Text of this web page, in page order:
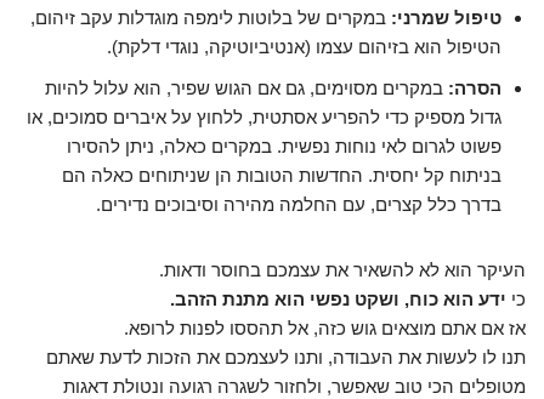
טיפול שמרני: במקרים של בלוטות לימפה מוגדלות עקב זיהום,
הטיפול הוא בזיהום עצמו (אנטיביוטיקה, נוגדי דלקת).
הסרה: במקרים מסוימים, גם אם הגוש שפיר, הוא עלול להיות
גדול מספיק כדי להפריע אסתטית, ללחוץ על איברים סמוכים, או
פשוט לגרום לאי נוחות נפשית. במקרים כאלה, ניתן להסירו
בניתוח קל יחסית. החדשות הטובות הן שניתוחים כאלה הם
בדרך כלל קצרים, עם החלמה מהירה וסיבוכים נדירים.
העיקר הוא לא להשאיר את עצמכם בחוסר ודאות.
כי ידע הוא כוח, ושקט נפשי הוא מתנת הזהב.
אז אם אתם מוצאים גוש כזה, אל תהססו לפנות לרופא.
תנו לו לעשות את העבודה, ותנו לעצמכם את הזכות לדעת שאתם
מטופלים הכי טוב שאפשר, ולחזור לשגרה רגועה ונטולת דאגות